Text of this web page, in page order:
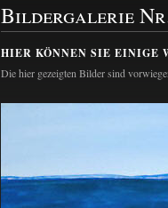
Bildergalerie
HIER KÖNNEN SIE EINIGE
Die hier gezeigten Bilder sind